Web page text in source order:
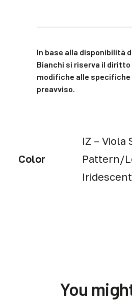
In base alla disponibilità
Bianchi si riserva il
modifiche alle specifiche
preavviso.
Color
IZ – Viola
Pattern/
You